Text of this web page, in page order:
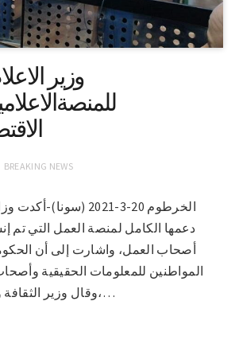
وزير
BREAKING NEWS
الخرطوم 20-3-2021
دعمها الكامل لمنصة العمل التي تم
أصحاب العمل، واشارت إلى أن
المواطنين للمعلومات الحقيقية
وقال وزير الثقافة والإعلام حمزة بلول،…